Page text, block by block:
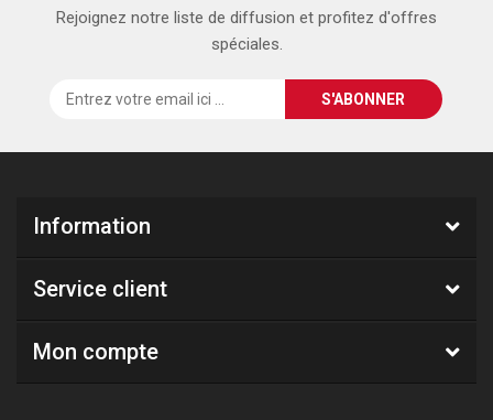
Rejoignez notre liste de diffusion et profitez d'offres
spéciales.
Information
Service client
Mon compte